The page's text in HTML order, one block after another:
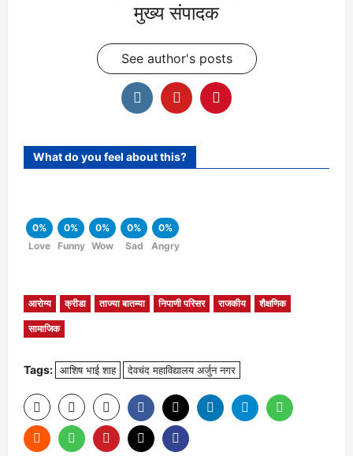
मुख्य संपादक
See author's posts
What do you feel about this?
0%
Love
0%
Funny
0%
Wow
0%
Sad
0%
Angry
आरोग्य क्रीडा ताज्या बातम्या निपाणी परिसर राजकीय शैक्षणिक
सामाजिक
Tags: आशिष भाई शाह देवचंद महाविद्यालय अर्जुन नगर